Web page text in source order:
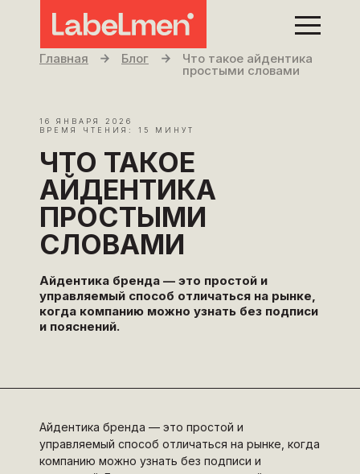
Главная Блог Что такое айдентика
простыми словами
ЧТО ТАКОЕ
АЙДЕНТИКА
ПРОСТЫМИ
СЛОВАМИ
16 ЯНВАРЯ 2026
ВРЕМЯ ЧТЕНИЯ: 15 МИНУТ
Айдентика бренда — это простой и
управляемый способ отличаться на рынке,
когда компанию можно узнать без подписи
и пояснений.
Айдентика бренда — это простой и
управляемый способ отличаться на рынке, когда
компанию можно узнать без подписи и